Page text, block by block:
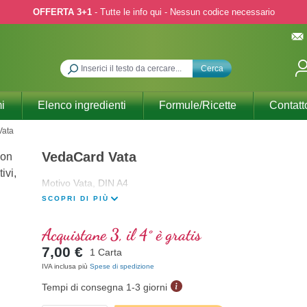
OFFERTA 3+1- Tutte le info qui - Nessun codice necessario
Cerca
Elenco ingredienti Formule/Ricette
VedaCard Vata
Motivo Vata, DIN A4
SCOPRI DI PIÙ
Acquistane 3, il 4° è gratis
7,00 € 1 Carta
IVA inclusa più Spese di spedizione
Tempi di consegna 1-3 giorni